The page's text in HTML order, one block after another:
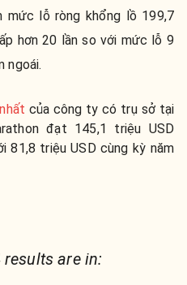
mức lỗ ròng khổng lồ 199,7
hơn 20 lần so với mức lỗ 9
ngoái.
của công ty có trụ sở tại
đạt 145,1 triệu USD
81,8 triệu USD cùng kỳ năm
results are in: